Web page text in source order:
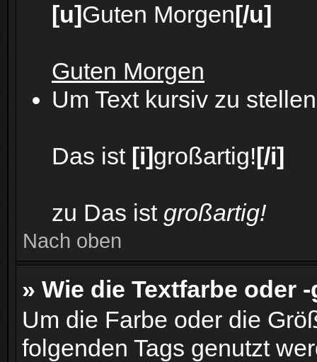
[u]Guten Morgen[/u]
Guten Morgen
Um Text kursiv zu
Das ist [i]großartig![/i]
zu Das ist großartig!
Nach oben
» Wie die Textfarbe oder
Um die Farbe oder die
folgenden Tags genutzt